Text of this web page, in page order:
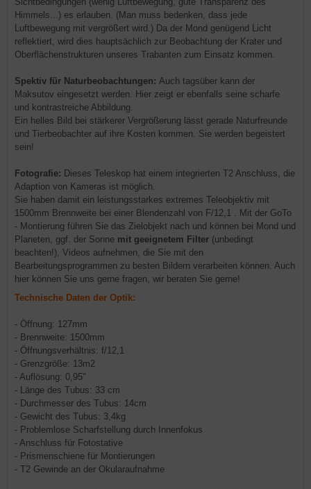
Himmels...) es erlauben. (Man muss bedenken, dass jede
Luftbewegung mit vergrößert wird.) Da der Mond genügend Licht
reflektiert, wird dies hauptsächlich zur Beobachtung der Krater und
Oberflächenstrukturen unseres Trabanten zum Einsatz kommen.
Spektiv für Naturbeobachtungen: Auch tagsüber kann der
Maksutov eingesetzt werden. Hier zeigt er ebenfalls seine scharfe
und kontrastreiche Abbildung.
Ein helles Bild bei stärkerer Vergrößerung lässt gerade Naturfreunde
und Tierbeobachter auf ihre Kosten kommen. Sie werden begeistert
sein!
Fotografie: Dieses Teleskop hat einem integrierten T2 Anschluss, die
Adaption von Kameras ist möglich.
Sie haben damit ein leistungsstarkes extremes Teleobjektiv mit
1500mm Brennweite bei einer Blendenzahl von F/12,1 . Mit der GoTo
- Montierung führen Sie das Zielobjekt nach und können bei Mond und
Planeten, ggf. der Sonne mit geeignetem Filter (unbedingt
beachten!), Videos aufnehmen, die Sie mit den
Bearbeitungsprogrammen zu besten Bildern verarbeiten können. Auch
hier können Sie uns gerne fragen, wir beraten Sie gerne!
Technische Daten der Optik:
- Öffnung: 127mm
- Brennweite: 1500mm
- Öffnungsverhältnis: f/12,1
- Grenzgröße: 13m2
- Auflösung: 0,95"
- Länge des Tubus: 33 cm
- Durchmesser des Tubus: 14cm
- Gewicht des Tubus: 3,4kg
- Problemlose Scharfstellung durch Innenfokus
- Anschluss für Fotostative
- Prismenschiene für Montierungen
- T2 Gewinde an der Okularaufnahme